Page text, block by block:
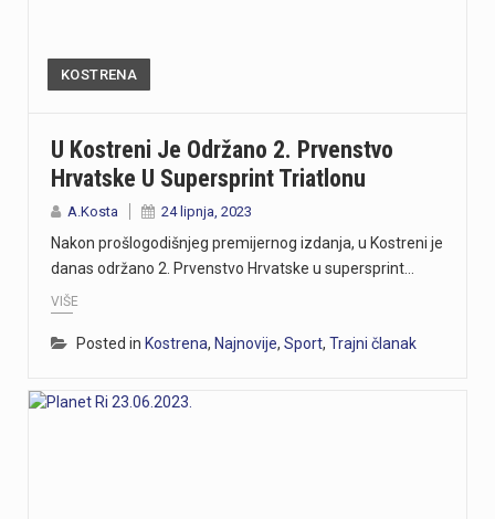
KOSTRENA
U Kostreni Je Održano 2. Prvenstvo
Hrvatske U Supersprint Triatlonu
A.Kosta 24 lipnja, 2023
Nakon prošlogodišnjeg premijernog izdanja, u Kostreni je
danas održano 2. Prvenstvo Hrvatske u supersprint…
VIŠE
Posted in Kostrena, Najnovije, Sport, Trajni članak